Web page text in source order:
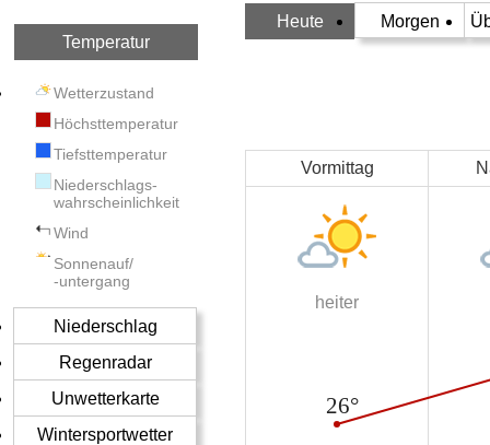
Temperatur
Wetterzustand
Höchsttemperatur
Tiefsttemperatur
Niederschlags-
wahrscheinlichkeit
Wind
Sonnenauf/
-untergang
Niederschlag
Regenradar
Unwetterkarte
Wintersportwetter
Heute Morgen
Vormittag
heiter